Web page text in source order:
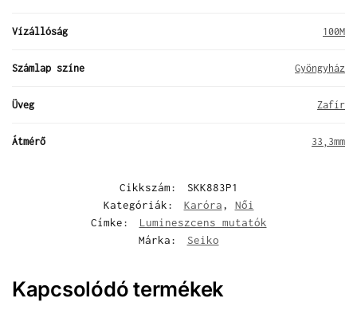
Vízállóság 100M
Számlap színe Gyöngyház
Üveg Zafír
Átmérő 33,3mm
Cikkszám:
SKK883P1
Kategóriák:
Karóra, Női
Címke:
Lumineszcens mutatók
Márka:
Seiko
Kapcsolódó termékek